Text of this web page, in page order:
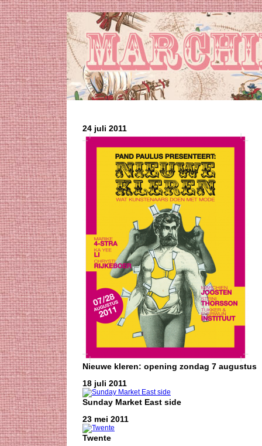
24 juli 2011
Nieuwe kleren: opening zondag 7 augustus
18 juli 2011
Sunday Market East side
23 mei 2011
Twente